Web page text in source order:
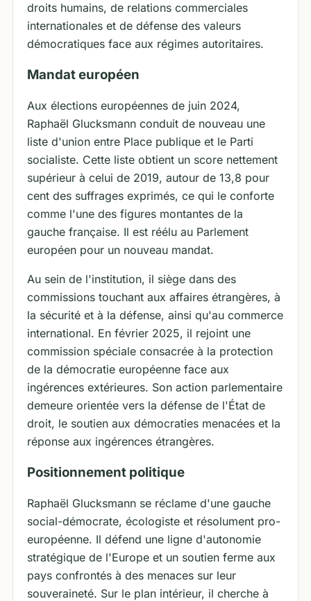
droits humains, de relations commerciales
internationales et de défense des valeurs
démocratiques face aux régimes autoritaires.
Mandat européen
Aux élections européennes de juin 2024,
Raphaël Glucksmann conduit de nouveau une
liste d'union entre Place publique et le Parti
socialiste. Cette liste obtient un score nettement
supérieur à celui de 2019, autour de 13,8 pour
cent des suffrages exprimés, ce qui le conforte
comme l'une des figures montantes de la
gauche française. Il est réélu au Parlement
européen pour un nouveau mandat.
Au sein de l'institution, il siège dans des
commissions touchant aux affaires étrangères, à
la sécurité et à la défense, ainsi qu'au commerce
international. En février 2025, il rejoint une
commission spéciale consacrée à la protection
de la démocratie européenne face aux
ingérences extérieures. Son action parlementaire
demeure orientée vers la défense de l'État de
droit, le soutien aux démocraties menacées et la
réponse aux ingérences étrangères.
Positionnement politique
Raphaël Glucksmann se réclame d'une gauche
social-démocrate, écologiste et résolument pro-
européenne. Il défend une ligne d'autonomie
stratégique de l'Europe et un soutien ferme aux
pays confrontés à des menaces sur leur
souveraineté. Sur le plan intérieur, il cherche à